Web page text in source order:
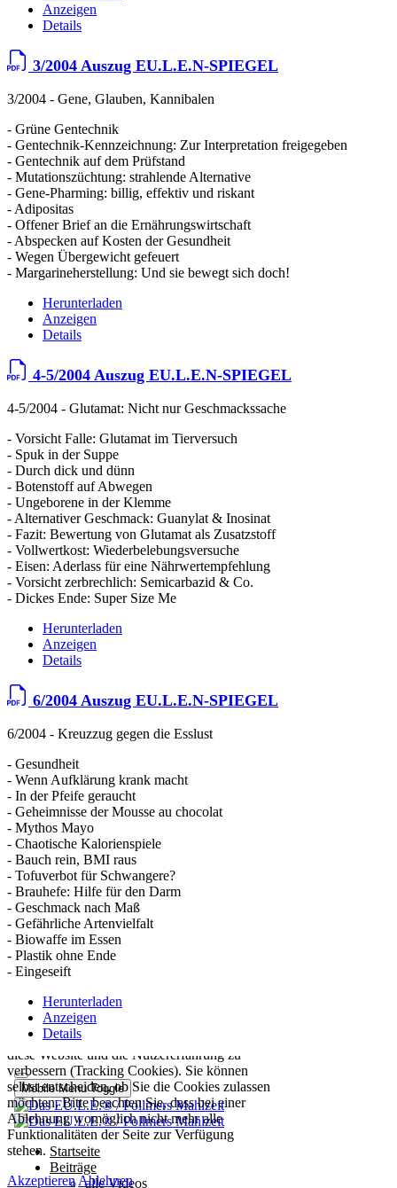
Anzeigen
Details
3/2004 Auszug EU.L.E.N-SPIEGEL
3/2004 - Gene, Glauben, Kannibalen
- Grüne Gentechnik
- Gentechnik-Kennzeichnung: Zur Interpretation freigegeben
- Gentechnik auf dem Prüfstand
- Mutationszüchtung: strahlende Alternative
- Gene-Pharming: billig, effektiv und riskant
- Adipositas
- Offener Brief an die Ernährungswirtschaft
- Abspecken auf Kosten der Gesundheit
- Wegen Übergewicht gefeuert
- Margarineherstellung: Und sie bewegt sich doch!
Herunterladen
Anzeigen
Details
4-5/2004 Auszug EU.L.E.N-SPIEGEL
4-5/2004 - Glutamat: Nicht nur Geschmackssache
- Vorsicht Falle: Glutamat im Tierversuch
- Spuk in der Suppe
- Durch dick und dünn
- Botenstoff auf Abwegen
- Ungeborene in der Klemme
- Alternativer Geschmack: Guanylat & Inosinat
- Fazit: Bewertung von Glutamat als Zusatzstoff
- Vollwertkost: Wiederbelebungsversuche
- Eisen: Aderlass für eine Nährwertempfehlung
- Vorsicht zerbrechlich: Semicarbazid & Co.
- Dickes Ende: Super Size Me
Herunterladen
Anzeigen
Details
6/2004 Auszug EU.L.E.N-SPIEGEL
6/2004 - Kreuzzug gegen die Esslust
- Gesundheit
- Wenn Aufklärung krank macht
- In der Pfeife geraucht
- Geheimnisse der Mousse au chocolat
- Mythos Mayo
- Chaotische Kalorienspiele
- Bauch rein, BMI raus
- Tofuverbot für Schwangere?
- Brauhefe: Hilfe für den Darm
- Geschmack nach Maß
- Gefährliche Artenvielfalt
- Biowaffe im Essen
- Plastik ohne Ende
- Eingeseift
Herunterladen
Anzeigen
Details